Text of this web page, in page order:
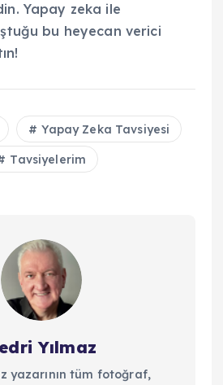
Yapay zeka ile
bu heyecan verici
Yapay Zeka Tavsiyesi
Tavsiyelerim
Yılmaz
yazarının tüm fotoğraf,